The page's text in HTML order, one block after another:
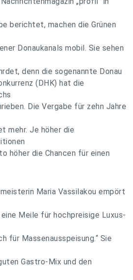
berichtet, machen die Grünen
Donaukanals mobil. Sie sehen
denn die sogenannte Donau
(DHK) hat die
Die Vergabe für zehn Jahre
mehr. Je höher die
höher die Chancen für einen
Maria Vassilakou empört
Meile für hochpreisige Luxus-
für Massenausspeisung.“ Sie
Gastro-Mix und den